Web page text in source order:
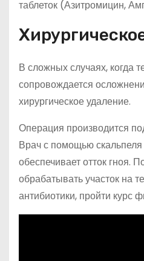
таблеток (Азитромицин,
В сложных случаях, когда
сопровождается
хирургическое удаление.
Операция производится
Врач с помощью
обеспечивает отток гноя.
обрабатывать участок на
антибиотики, пройти курс